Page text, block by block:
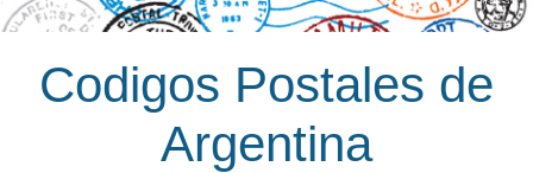
Codigos Postales de
Argentina